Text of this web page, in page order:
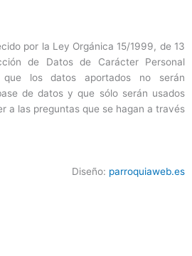
por la Ley Orgánica 15/1999, de 13
de Datos de Carácter Personal
que los datos aportados no serán
de datos y que sólo serán usados
a las preguntas que se hagan a través
Diseño: parroquiaweb.es